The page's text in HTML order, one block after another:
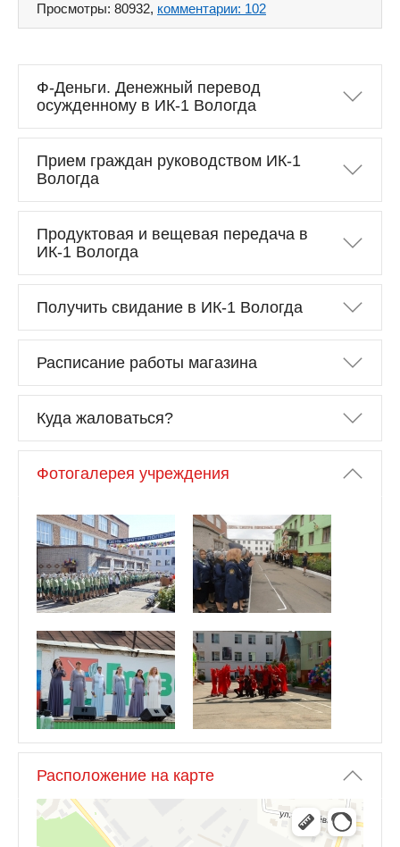
Просмотры: 80932, комментарии: 102
Ф-Деньги. Денежный перевод
осужденному в ИК-1 Вологда
Прием граждан руководством ИК-1
Вологда
Продуктовая и вещевая передача в
ИК-1 Вологда
Получить свидание в ИК-1 Вологда
Расписание работы магазина
Куда жаловаться?
Фотогалерея учреждения
Расположение на карте